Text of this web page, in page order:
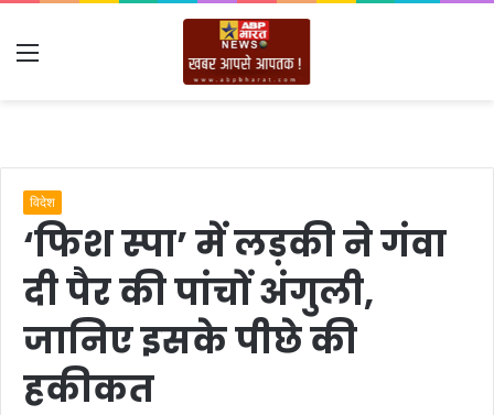
Menu
विदेश
‘फिश स्पा’ में लड़की ने गंवा
दी पैर की पांचों अंगुली,
जानिए इसके पीछे की
हकीकत